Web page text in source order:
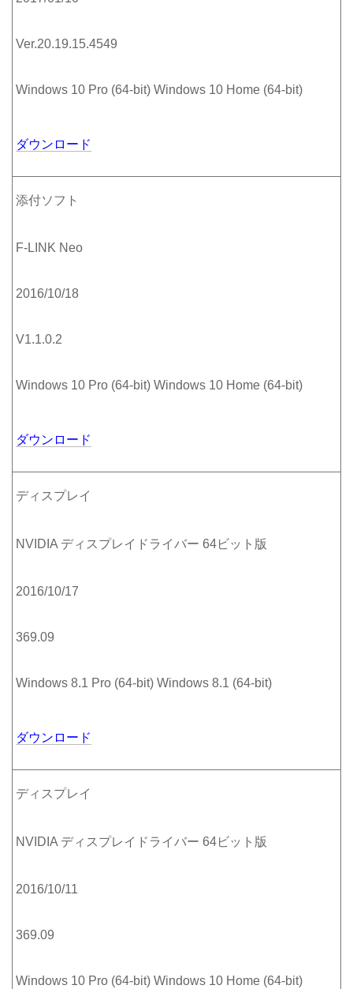
Ver.20.19.15.4549
Windows 10 Pro (64-bit) Windows 10 Home (64-bit)
ダウンロード
添付ソフト
F-LINK Neo
2016/10/18
V1.1.0.2
Windows 10 Pro (64-bit) Windows 10 Home (64-bit)
ダウンロード
ディスプレイ
NVIDIA ディスプレイドライバー 64ビット版
2016/10/17
369.09
Windows 8.1 Pro (64-bit) Windows 8.1 (64-bit)
ダウンロード
ディスプレイ
NVIDIA ディスプレイドライバー 64ビット版
2016/10/11
369.09
Windows 10 Pro (64-bit) Windows 10 Home (64-bit)